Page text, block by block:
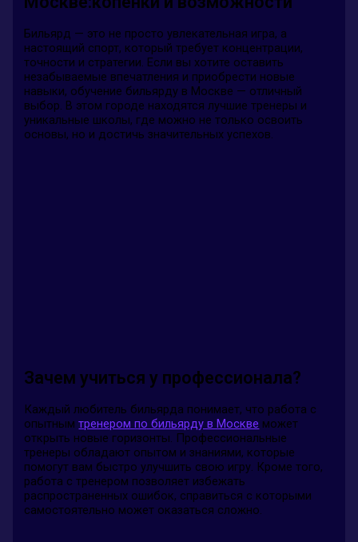
Бильярд — это не просто увлекательная игра, а
настоящий спорт, который требует концентрации,
точности и стратегии. Если вы хотите оставить
незабываемые впечатления и приобрести новые
навыки, обучение бильярду в Москве — отличный
выбор. В этом городе находятся лучшие тренеры и
уникальные школы, где можно не только освоить
основы, но и достичь значительных успехов.
Зачем учиться у профессионала?
Каждый любитель бильярда понимает, что работа с
опытнымтренером по бильярду в Москве может
открыть новые горизонты. Профессиональные
тренеры обладают опытом и знаниями, которые
помогут вам быстро улучшить свою игру. Кроме того,
работа с тренером позволяет избежать
распространенных ошибок, справиться с которыми
самостоятельно может оказаться сложно.